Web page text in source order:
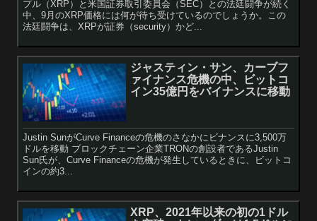
プル（XRP）と米国証券取引委員会（SEC）との法廷闘争が続く
中、9月のXRP価格には何が待ち受けているのでしょうか。この
法廷闘争は、XRPが証券（security）かど...
ジャスティン・サン、カーブフ
ァイナンス危機の中、ビットコ
イン35億円をバイナンスに移動
Justin SunがCurve Financeの危機のさなかにビナンスに3,500万
ドルを移動 ブロックチェーン企業TRONの創設者であるJustin
Sun氏が、Curve Financeの危機が発生しているときに、ビットコ
インの約3...
XRP、2021年以来の初の1ドル